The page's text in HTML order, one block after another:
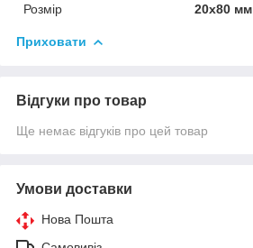
Розмір
20х80 мм
Приховати
Відгуки про товар
Ще немає відгуків про цей товар
Умови доставки
Нова Пошта